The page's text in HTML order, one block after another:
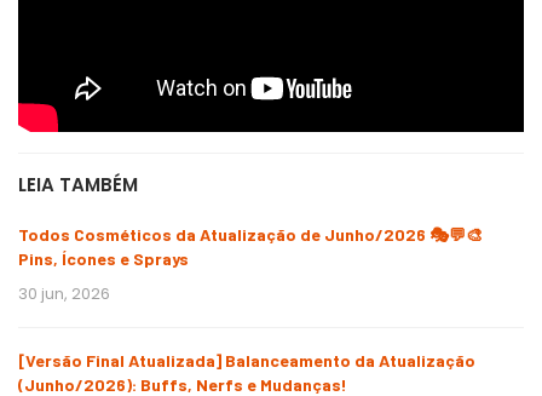
LEIA TAMBÉM
Todos Cosméticos da Atualização de Junho/2026 🎭💬🎨
Pins, Ícones e Sprays
30 jun, 2026
[Versão Final Atualizada] Balanceamento da Atualização
(Junho/2026): Buffs, Nerfs e Mudanças!